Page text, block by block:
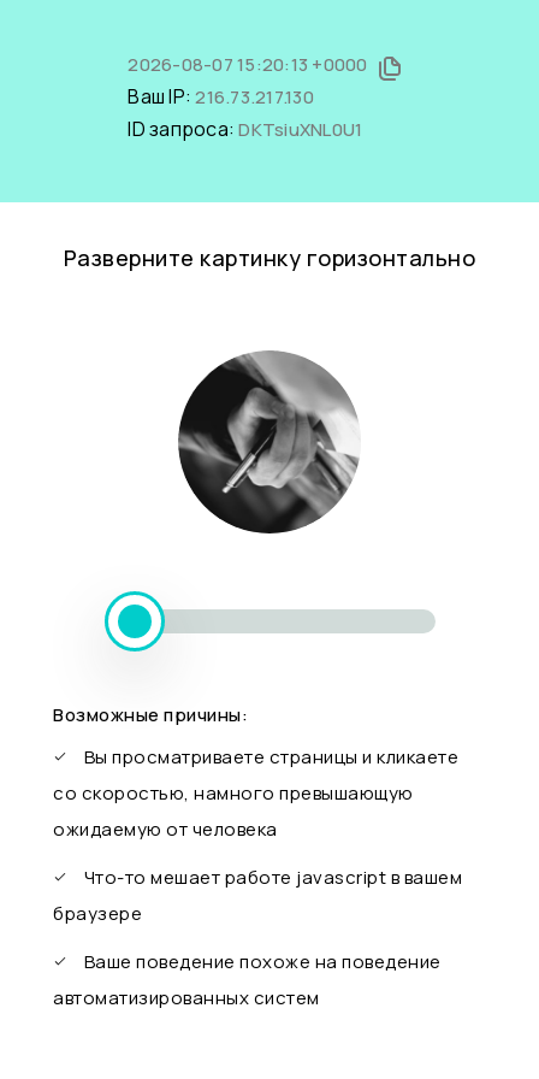
2026-08-07 15:20:13 +0000
Ваш IP:216.73.217.130
ID запроса:DKTsiuXNL0U1
Разверните картинку горизонтально
Возможные причины:
Вы просматриваете страницы и кликаете
со скоростью, намного превышающую
ожидаемую от человека
Что-то мешает работе javascript в вашем
браузере
Ваше поведение похоже на поведение
автоматизированных систем